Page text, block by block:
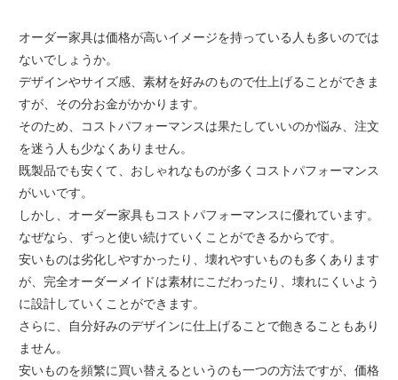
オーダー家具は価格が高いイメージを持っている人も多いのでは
ないでしょうか。
デザインやサイズ感、素材を好みのもので仕上げることができま
すが、その分お金がかかります。
そのため、コストパフォーマンスは果たしていいのか悩み、注文
を迷う人も少なくありません。
既製品でも安くて、おしゃれなものが多くコストパフォーマンス
がいいです。
しかし、オーダー家具もコストパフォーマンスに優れています。
なぜなら、ずっと使い続けていくことができるからです。
安いものは劣化しやすかったり、壊れやすいものも多くあります
が、完全オーダーメイドは素材にこだわったり、壊れにくいよう
に設計していくことができます。
さらに、自分好みのデザインに仕上げることで飽きることもあり
ません。
安いものを頻繁に買い替えるというのも一つの方法ですが、価格